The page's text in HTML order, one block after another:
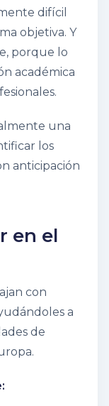
difícil
objetiva. Y
porque lo
académica
una
los
anticipación
en el
con
a
de